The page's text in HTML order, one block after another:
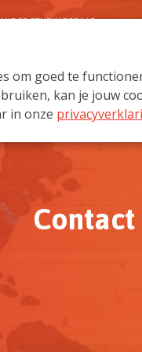
om goed te
kan je jouw
in onze
ZENDINGSRAAD